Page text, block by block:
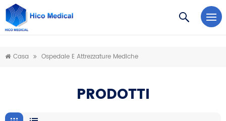
https://www.microsoft.com/en-us/microsoft-teams/log-in
Casa Ospedale E Attrezzature Mediche
PRODOTTI